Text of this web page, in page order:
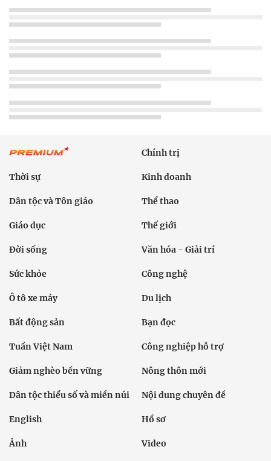
Chính trị
Thời sự Kinh doanh
Dân tộc và Tôn giáo Thể thao
Giáo dục Thế giới
Đời sống Văn hóa - Giải trí
Sức khỏe Công nghệ
Ô tô xe máy Du lịch
Bất động sản Bạn đọc
Tuần Việt Nam Công nghiệp hỗ trợ
Giảm nghèo bền vững Nông thôn mới
Dân tộc thiểu số và miền núi Nội dung chuyên đề
English Hồ sơ
Ảnh Video